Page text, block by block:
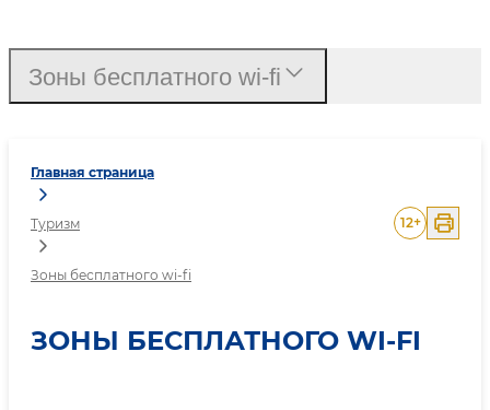
Главная страница
Туризм
Зоны бесплатного wi-fi
12+
ЗОНЫ БЕСПЛАТНОГО WI-FI
Зоны бесплатного wi-fi